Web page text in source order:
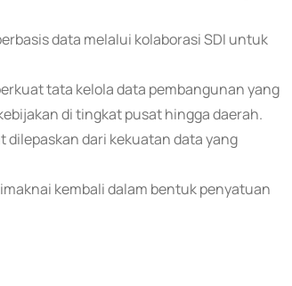
data melalui kolaborasi SDI untuk
tata kelola data pembangunan yang
di tingkat pusat hingga daerah.
dilepaskan dari kekuatan data yang
kembali dalam bentuk penyatuan